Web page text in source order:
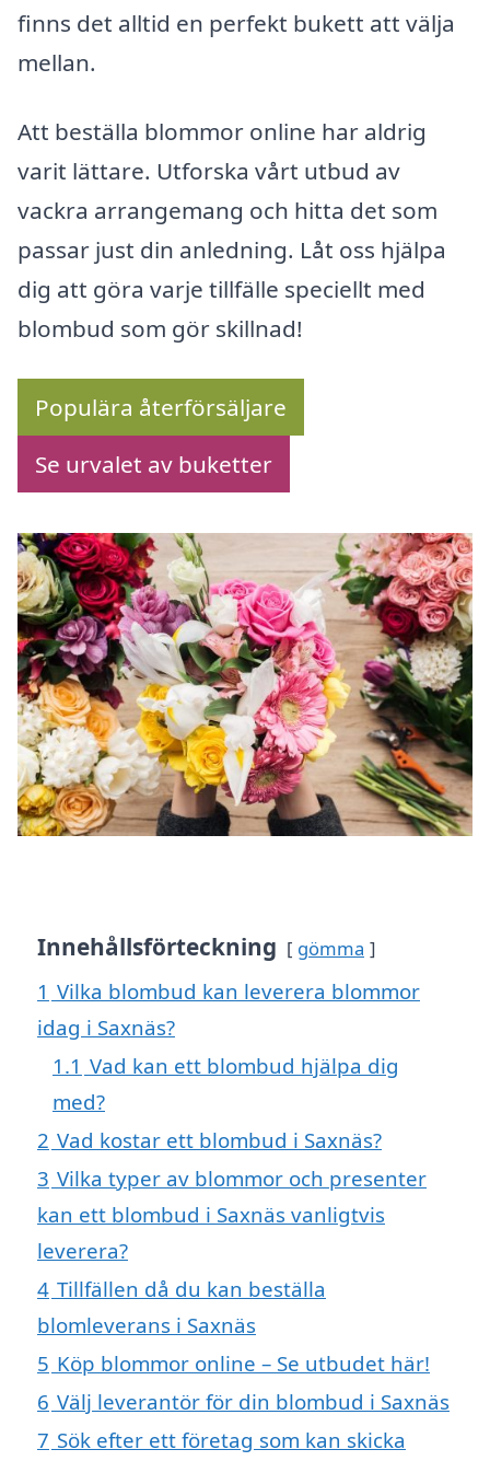
finns det alltid en perfekt bukett att välja
mellan.
Att beställa blommor online har aldrig
varit lättare. Utforska vårt utbud av
vackra arrangemang och hitta det som
passar just din anledning. Låt oss hjälpa
dig att göra varje tillfälle speciellt med
blombud som gör skillnad!
Populära återförsäljare
Se urvalet av buketter
Innehållsförteckning gömma
1 Vilka blombud kan leverera blommor
idag i Saxnäs?
1.1 Vad kan ett blombud hjälpa dig
med?
2 Vad kostar ett blombud i Saxnäs?
3 Vilka typer av blommor och presenter
kan ett blombud i Saxnäs vanligtvis
leverera?
4 Tillfällen då du kan beställa
blomleverans i Saxnäs
5 Köp blommor online – Se utbudet här!
6 Välj leverantör för din blombud i Saxnäs
7 Sök efter ett företag som kan skicka